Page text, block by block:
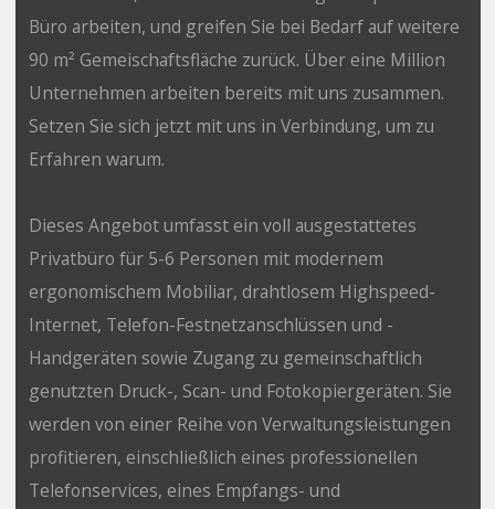
Büro arbeiten, und greifen Sie bei Bedarf auf weitere
90 m² Gemeischaftsfläche zurück. Über eine Million
Unternehmen arbeiten bereits mit uns zusammen.
Setzen Sie sich jetzt mit uns in Verbindung, um zu
Erfahren warum.
Dieses Angebot umfasst ein voll ausgestattetes
Privatbüro für 5-6 Personen mit modernem
ergonomischem Mobiliar, drahtlosem Highspeed-
Internet, Telefon-Festnetzanschlüssen und -
Handgeräten sowie Zugang zu gemeinschaftlich
genutzten Druck-, Scan- und Fotokopiergeräten. Sie
werden von einer Reihe von Verwaltungsleistungen
profitieren, einschließlich eines professionellen
Telefonservices, eines Empfangs- und